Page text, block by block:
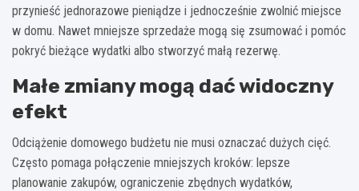
przynieść jednorazowe pieniądze i jednocześnie zwolnić miejsce
w domu. Nawet mniejsze sprzedaże mogą się zsumować i pomóc
pokryć bieżące wydatki albo stworzyć małą rezerwę.
Małe zmiany mogą dać widoczny
efekt
Odciążenie domowego budżetu nie musi oznaczać dużych cięć.
Często pomaga połączenie mniejszych kroków: lepsze
planowanie zakupów, ograniczenie zbędnych wydatków,